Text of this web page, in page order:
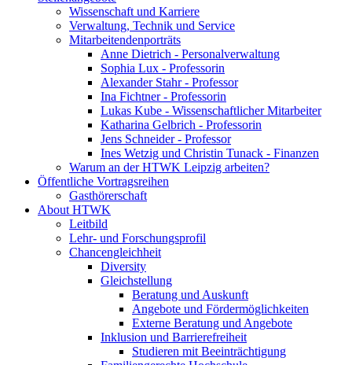
Wissenschaft und Karriere
Verwaltung, Technik und Service
Mitarbeitendenporträts
Anne Dietrich - Personalverwaltung
Sophia Lux - Professorin
Alexander Stahr - Professor
Ina Fichtner - Professorin
Lukas Kube - Wissenschaftlicher Mitarbeiter
Katharina Gelbrich - Professorin
Jens Schneider - Professor
Ines Wetzig und Christin Tunack - Finanzen
Warum an der HTWK Leipzig arbeiten?
Öffentliche Vortragsreihen
Gasthörerschaft
About HTWK
Leitbild
Lehr- und Forschungsprofil
Chancengleichheit
Diversity
Gleichstellung
Beratung und Auskunft
Angebote und Fördermöglichkeiten
Externe Beratung und Angebote
Inklusion und Barrierefreiheit
Studieren mit Beeinträchtigung